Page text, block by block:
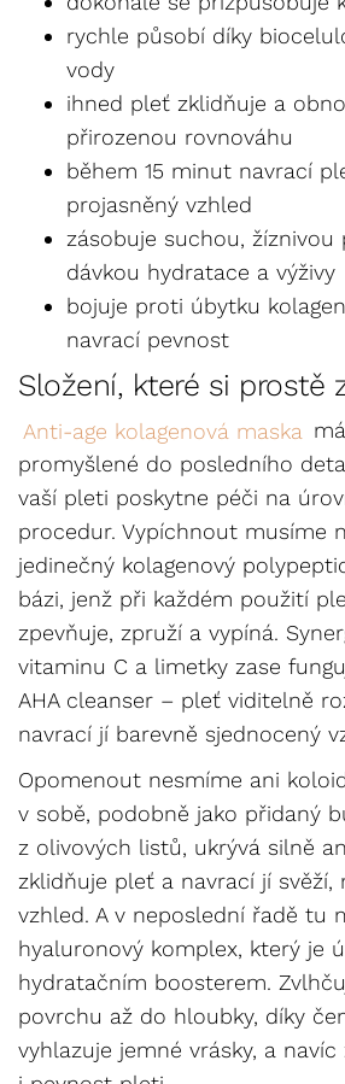
rychle působí díky
vody
ihned pleť zklidňuje a
přirozenou rovnováhu
během 15 minut navrací
projasněný vzhled
zásobuje suchou,
dávkou hydratace a výživy
bojuje proti úbytku
navrací pevnost
Složení, které si prostě
Anti-age kolagenová maska
promyšlené do posledního
vaší pleti poskytne péči na
procedur. Vypíchnout musíme
jedinečný kolagenový
bázi, jenž při každém použití
zpevňuje, zpruží a vypíná.
vitaminu C a limetky zase
AHA cleanser – pleť viditelně
navrací jí barevně sjednocený
Opomenout nesmíme ani
v sobě, podobně jako přidaný
z olivových listů, ukrývá silně
zklidňuje pleť a navrací jí svěží,
vzhled. A v neposlední řadě tu
hyaluronový komplex, který je
hydratačním boosterem.
povrchu až do hloubky, díky
vyhlazuje jemné vrásky, a